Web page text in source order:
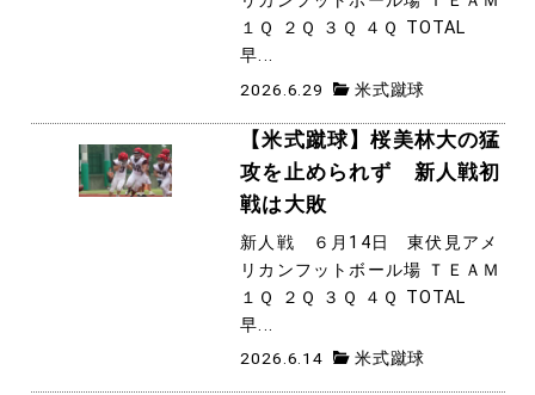
１Ｑ ２Ｑ ３Ｑ ４Ｑ TOTAL
早...
2026.6.29 米式蹴球
【米式蹴球】桜美林大の猛
攻を止められず 新人戦初
戦は大敗
新人戦 ６月14日 東伏見アメ
リカンフットボール場 ＴＥＡＭ
１Ｑ ２Ｑ ３Ｑ ４Ｑ TOTAL
早...
2026.6.14 米式蹴球